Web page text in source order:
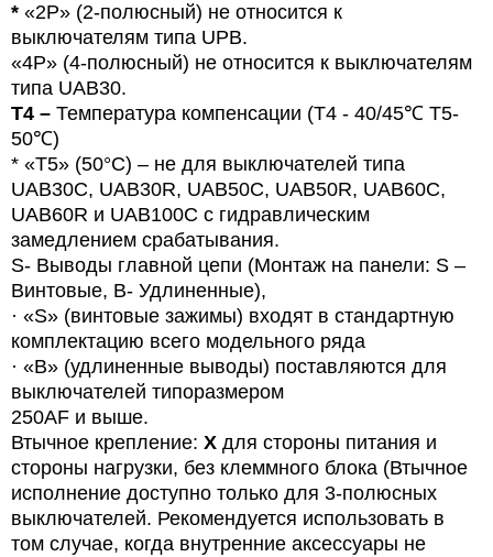
* «2P» (2-полюсный) не относится к
выключателям типа UPB.
«4P» (4-полюсный) не относится к выключателям
типа UAB30.
T4 – Температура компенсации (T4 - 40/45℃ T5-
50℃)
* «T5» (50°C) – не для выключателей типа
UAB30C, UAB30R, UAB50C, UAB50R, UAB60C,
UAB60R и UAB100C с гидравлическим
замедлением срабатывания.
S- Выводы главной цепи (Монтаж на панели: S –
Винтовые, B- Удлиненные),
· «S» (винтовые зажимы) входят в стандартную
комплектацию всего модельного ряда
· «B» (удлиненные выводы) поставляются для
выключателей типоразмером
250AF и выше.
Втычное крепление: X для стороны питания и
стороны нагрузки, без клеммного блока (Втычное
исполнение доступно только для 3-полюсных
выключателей. Рекомендуется использовать в
том случае, когда внутренние аксессуары не